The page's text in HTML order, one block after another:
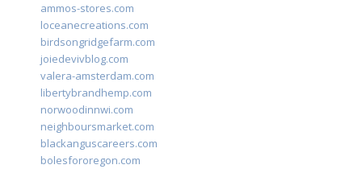
ammos-stores.com
loceanecreations.com
birdsongridgefarm.com
joiedevivblog.com
valera-amsterdam.com
libertybrandhemp.com
norwoodinnwi.com
neighboursmarket.com
blackanguscareers.com
bolesfororegon.com